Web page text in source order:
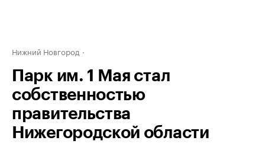
Нижний Новгород
Парк им. 1 Мая стал
собственностью
правительства
Нижегородской области